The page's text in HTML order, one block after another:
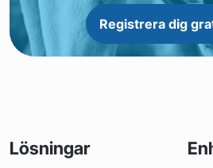
Registrera dig
Lösningar